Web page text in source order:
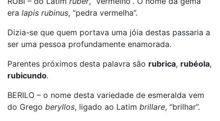
era lapis rubinus, “pedra vermelha”.
Dizia-se que quem portava uma jóia destas passaria a
ser uma pessoa profundamente enamorada.
Parentes próximos desta palavra são rubrica, rubéola,
rubicundo.
BERILO – o nome desta variedade de esmeralda vem
do Grego beryllos, ligado ao Latim brillare, “brilhar”.